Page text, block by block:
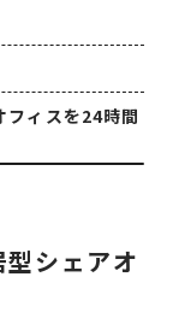
フィスを24時間
シェアオ